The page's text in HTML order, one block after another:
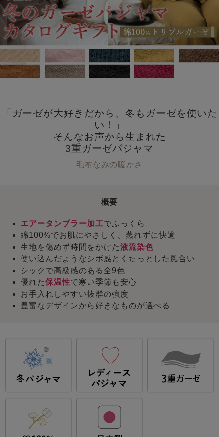
「ガーゼが大好きだから、冬もガーゼを使いた
い！」
そんなお声から生まれた
3重ガーゼパジャマ
毛布なみの暖かさ
概要
エアータンブラー加工でふっくら
綿100%でお肌にやさしく、蒸れずに快適
生地を傷めず時間をかけた液流染色
使い込んだようなシボ感とくたっとした風合い
シックで高級感のある全9色
優れた保温性で寒い季節も安心
お手入れしやすい抜群の強度
豊富なデザインから好きなものが選べる